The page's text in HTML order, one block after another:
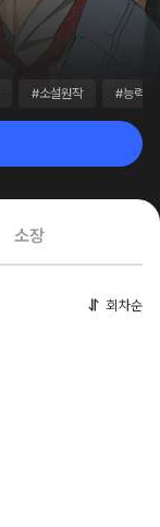
#소설원작 #능력공
소장
회차순